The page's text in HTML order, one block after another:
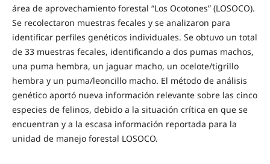
área de aprovechamiento forestal “Los Ocotones” (LOSOCO).
Se recolectaron muestras fecales y se analizaron para
identificar perfiles genéticos individuales. Se obtuvo un total
de 33 muestras fecales, identificando a dos pumas machos,
una puma hembra, un jaguar macho, un ocelote/tigrillo
hembra y un puma/leoncillo macho. El método de análisis
genético aportó nueva información relevante sobre las cinco
especies de felinos, debido a la situación crítica en que se
encuentran y a la escasa información reportada para la
unidad de manejo forestal LOSOCO.